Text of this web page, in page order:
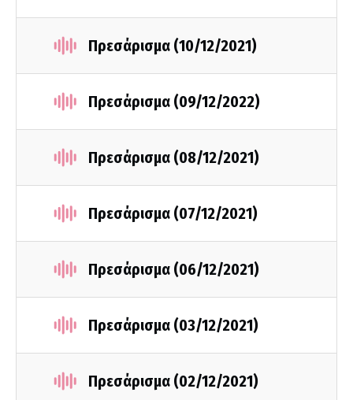
Πρεσάρισμα (10/12/2021)
Πρεσάρισμα (09/12/2022)
Πρεσάρισμα (08/12/2021)
Πρεσάρισμα (07/12/2021)
Πρεσάρισμα (06/12/2021)
Πρεσάρισμα (03/12/2021)
Πρεσάρισμα (02/12/2021)